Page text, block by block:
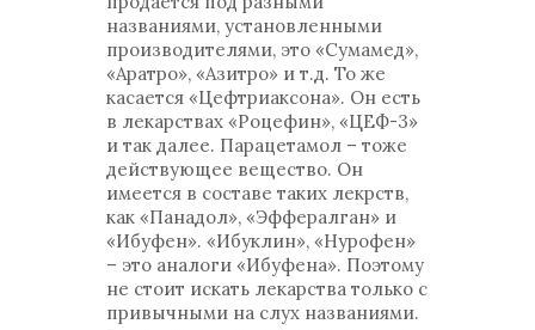
названиями, установленными
производителями, это «Сумамед»,
«Аратро», «Азитро» и т.д. То же
касается «Цефтриаксона». Он есть
в лекарствах «Роцефин», «ЦЕФ-3»
и так далее. Парацетамол – тоже
действующее вещество. Он
имеется в составе таких лекрств,
как «Панадол», «Эффералган» и
«Ибуфен». «Ибуклин», «Нурофен»
– это аналоги «Ибуфена». Поэтому
не стоит искать лекарства только с
привычными на слух названиями.